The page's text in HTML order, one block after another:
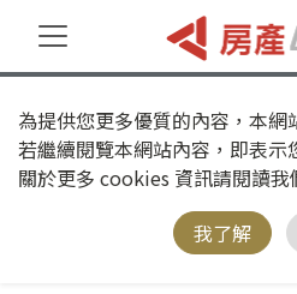
為提供您更多優質的內容，本網
若繼續閱覽本網站內容，即表示
關於更多 cookies 資訊請閱讀我
我了解